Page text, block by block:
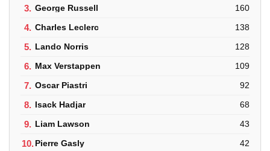
3. George Russell 160
4. Charles Leclerc 138
5. Lando Norris 128
6. Max Verstappen 109
7. Oscar Piastri 92
8. Isack Hadjar 68
9. Liam Lawson 43
10.Pierre Gasly 42